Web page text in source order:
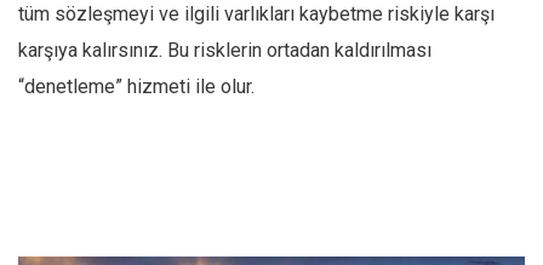
tüm sözleşmeyi ve ilgili varlıkları kaybetme riskiyle karşı
karşıya kalırsınız. Bu risklerin ortadan kaldırılması
“denetleme” hizmeti ile olur.